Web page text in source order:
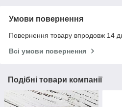
Умови повернення
Повернення товару впродовж 14
Всі умови повернення
Подібні товари компанії